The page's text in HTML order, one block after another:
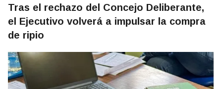
Tras el rechazo del Concejo Deliberante,
el Ejecutivo volverá a impulsar la compra
de ripio